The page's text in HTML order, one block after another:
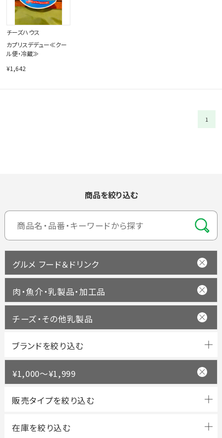
チーズハウス
カプリスデデュー≪クー
ル便・冷蔵≫
¥1,642
1
商品を絞り込む
グルメ フード＆ドリンク
肉・魚介・乳製品・加工品
チーズ・その他乳製品
ブランドを絞り込む
¥1,000～¥1,999